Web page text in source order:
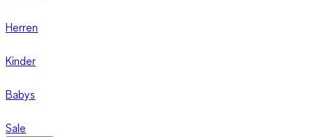
Herren
Kinder
Babys
Sale